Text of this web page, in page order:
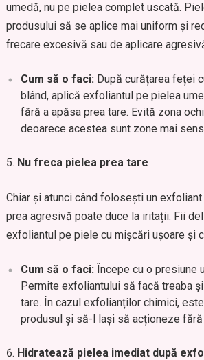
umedă, nu pe pielea complet uscată.
produsului să se aplice mai uniform și
frecare excesivă sau de aplicare
Cum să o faci: După curățarea feței
blând, aplică exfoliantul pe pielea
fără a apăsa prea tare. Evită zona
deoarece acestea sunt zone mai
Nu freca pielea prea tare
Chiar și atunci când folosești un
prea agresivă poate duce la iritații. Fii
exfoliantul pe piele cu mișcări ușoare și
Cum să o faci: Începe cu o presiune
Permite exfoliantului să facă treaba
tare. În cazul exfolianților chimici,
produsul și să-l lași să acționeze fără
Hidratează pielea imediat după